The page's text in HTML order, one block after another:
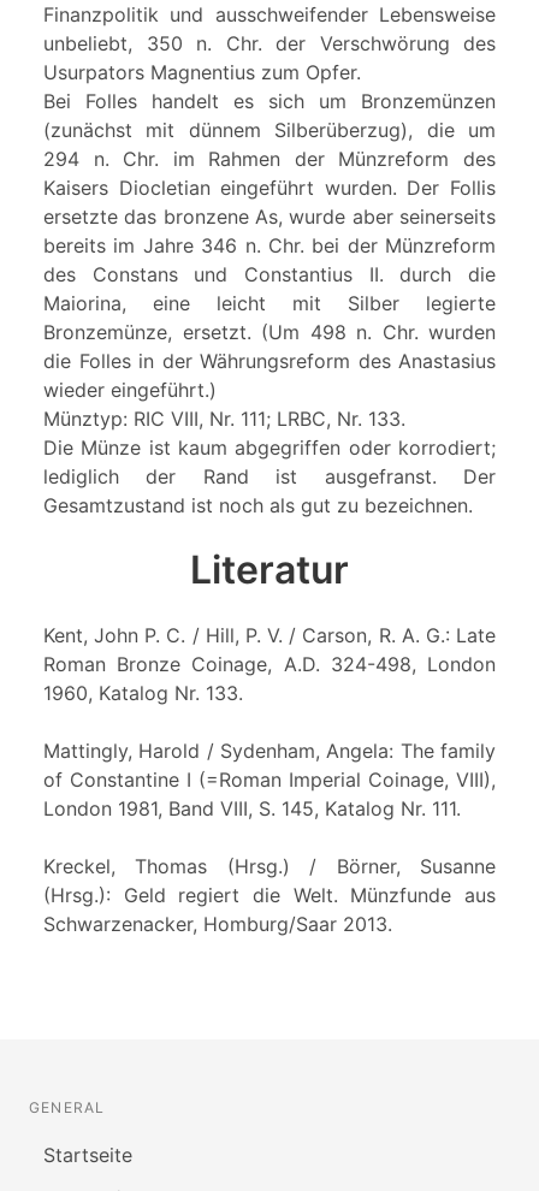
Finanzpolitik und ausschweifender Lebensweise
unbeliebt, 350 n. Chr. der Verschwörung des
Usurpators Magnentius zum Opfer.
Bei Folles handelt es sich um Bronzemünzen
(zunächst mit dünnem Silberüberzug), die um
294 n. Chr. im Rahmen der Münzreform des
Kaisers Diocletian eingeführt wurden. Der Follis
ersetzte das bronzene As, wurde aber seinerseits
bereits im Jahre 346 n. Chr. bei der Münzreform
des Constans und Constantius II. durch die
Maiorina, eine leicht mit Silber legierte
Bronzemünze, ersetzt. (Um 498 n. Chr. wurden
die Folles in der Währungsreform des Anastasius
wieder eingeführt.)
Münztyp: RIC VIII, Nr. 111; LRBC, Nr. 133.
Die Münze ist kaum abgegriffen oder korrodiert;
lediglich der Rand ist ausgefranst. Der
Gesamtzustand ist noch als gut zu bezeichnen.
Literatur
Kent, John P. C. / Hill, P. V. / Carson, R. A. G.: Late
Roman Bronze Coinage, A.D. 324-498, London
1960, Katalog Nr. 133.
Mattingly, Harold / Sydenham, Angela: The family
of Constantine I (=Roman Imperial Coinage, VIII),
London 1981, Band VIII, S. 145, Katalog Nr. 111.
Kreckel, Thomas (Hrsg.) / Börner, Susanne
(Hrsg.): Geld regiert die Welt. Münzfunde aus
Schwarzenacker, Homburg/Saar 2013.
GENERAL
Startseite